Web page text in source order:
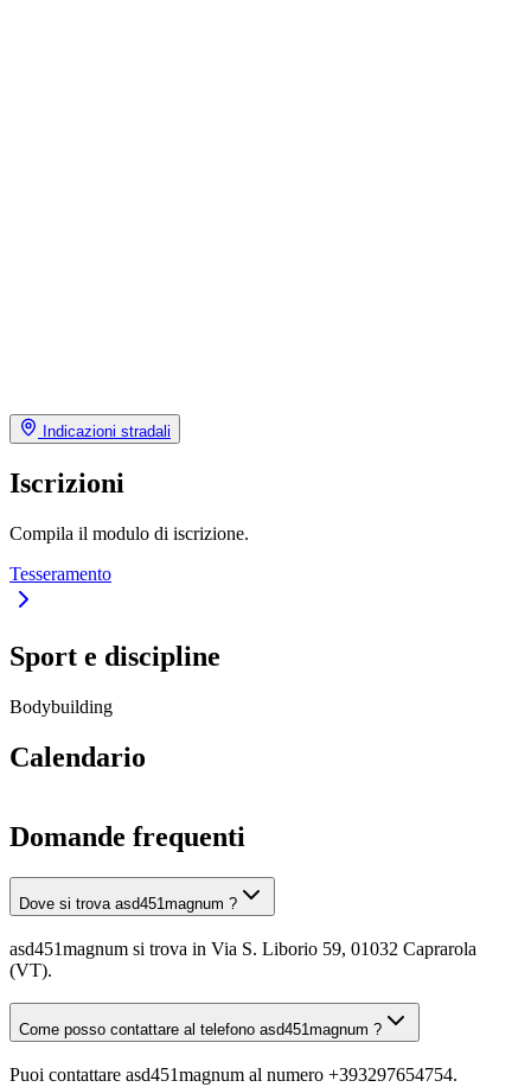
Indicazioni stradali
Iscrizioni
Compila il modulo di iscrizione.
Tesseramento
Sport e discipline
Bodybuilding
Calendario
Domande frequenti
Dove si trova asd451magnum ?
asd451magnum si trova in Via S. Liborio 59, 01032 Caprarola
(VT).
Come posso contattare al telefono asd451magnum ?
Puoi contattare asd451magnum al numero +393297654754.